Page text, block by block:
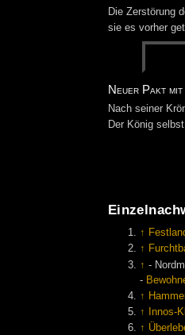
Die Zerstörung
sie es vorher
Neuer Pakt
Nach seiner
Der König
↑
↑
↑ -
-
↑
↑
Innos-
↑